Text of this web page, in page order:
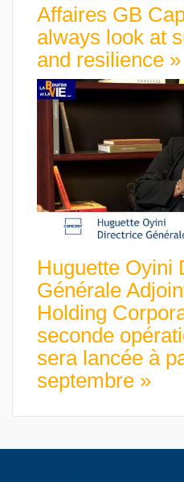
Affaires GB
always look at
and resilience »
Huguette Oyini
Générale
Holding
seconde
sera lancée à
septembre »